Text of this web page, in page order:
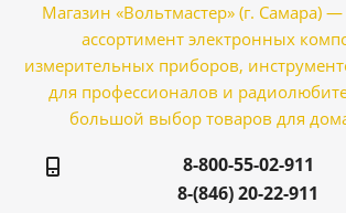
Магазин «Вольтмастер» (г. Самара)
ассортимент электронных
измерительных приборов,
для профессионалов и
большой выбор товаров для
8-800-55-02-911
8-(846) 20-22-911